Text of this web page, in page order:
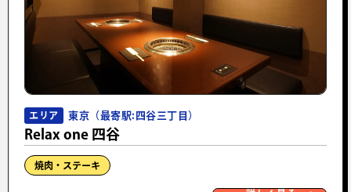
エリア 東京（最寄駅:四谷三丁目）
Relax one 四谷
焼肉・ステーキ